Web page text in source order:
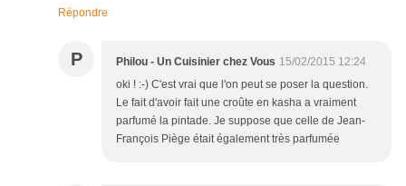
Répondre
P Philou - Un Cuisinier chez Vous 15/02/2015 12:24
oki ! :-) C'est vrai que l'on peut se poser la question.
Le fait d'avoir fait une croûte en kasha a vraiment
parfumé la pintade. Je suppose que celle de Jean-
François Piège était également très parfumée